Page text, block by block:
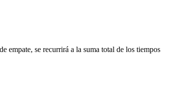
empate, se recurrirá a la suma total de los tiempos